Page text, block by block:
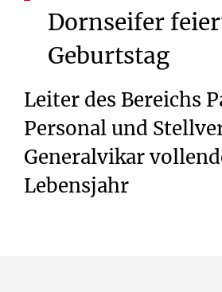
Dornseifer
Geburtstag
Leiter des Bereichs
Personal und
Generalvikar
Lebensjahr